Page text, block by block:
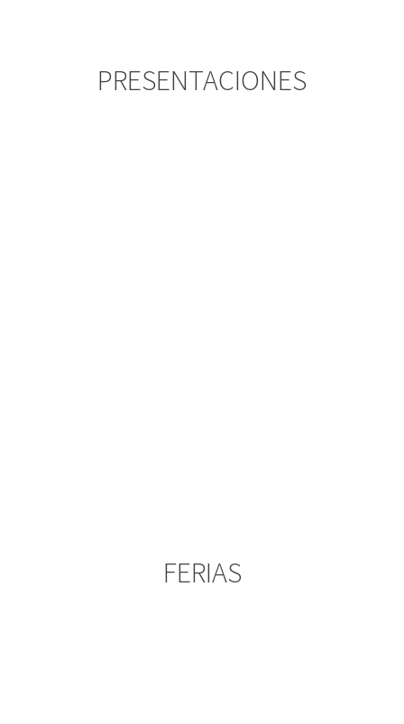
PRESENTACIONES
FERIAS